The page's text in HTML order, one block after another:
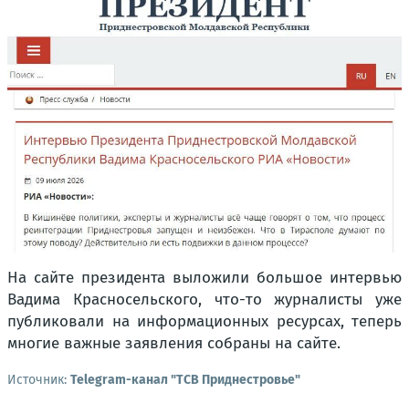
На сайте президента выложили большое интервью
Вадима Красносельского, что-то журналисты уже
публиковали на информационных ресурсах, теперь
многие важные заявления собраны на сайте.
Источник: Telegram-канал "ТСВ Приднестровье"